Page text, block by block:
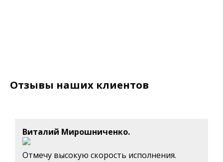
Отзывы наших клиентов
Виталий Мирошниченко.
Отмечу высокую скорость исполнения.